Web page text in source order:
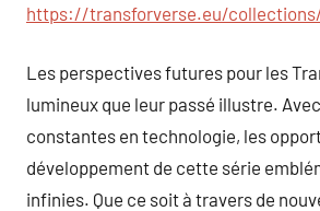
https://transforverse.eu/
Les perspectives futures pour les
lumineux que leur passé illustre.
constantes en technologie, les
développement de cette série
infinies. Que ce soit à travers de